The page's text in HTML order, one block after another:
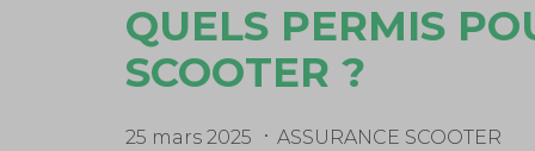
QUELS PERMIS
SCOOTER ?
25 mars 2025 ASSURANCE SCOOTER